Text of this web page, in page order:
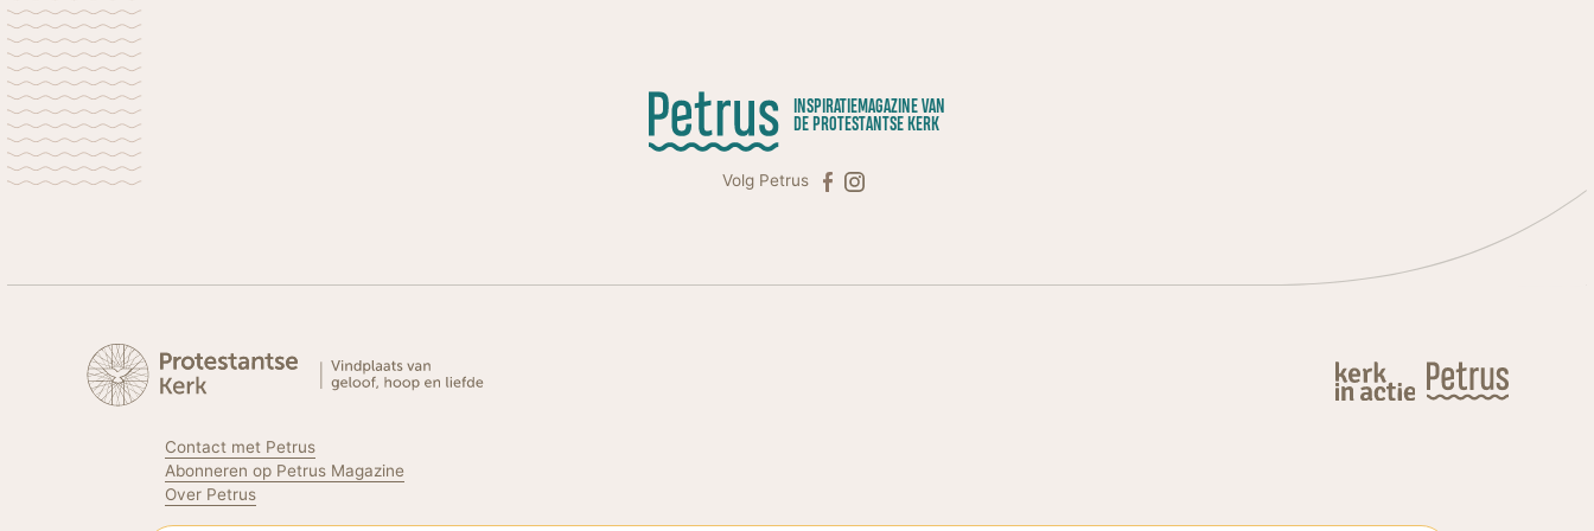
INSPIRATIEMAGAZINE VAN
DE PROTESTANTSE KERK
Volg Petrus
Contact met Petrus
Abonneren op Petrus Magazine
Over Petrus